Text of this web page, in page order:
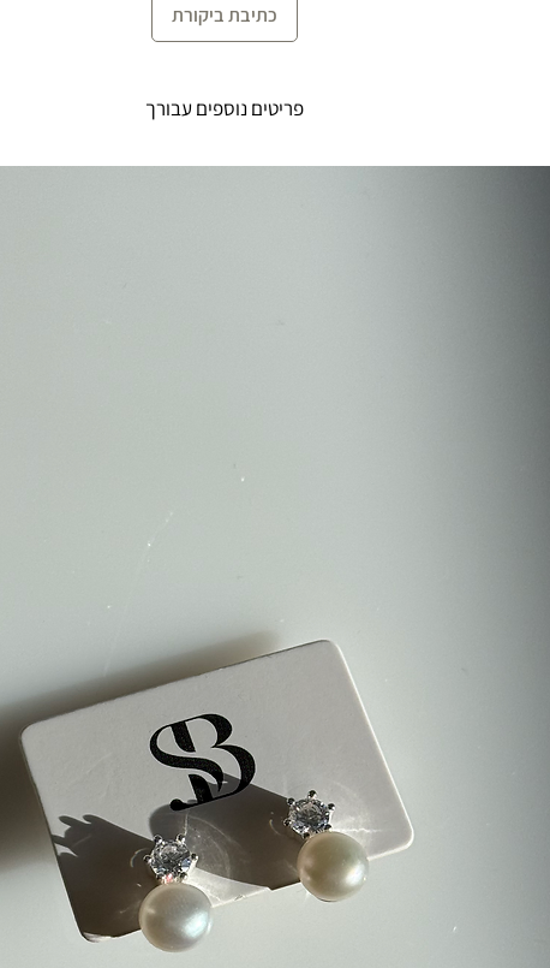
כתיבת ביקורת
פריטים נוספים עבורך